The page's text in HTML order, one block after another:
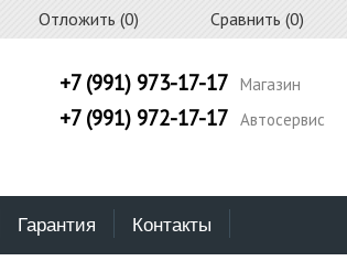
Отложить (0) Сравнить (0)
+7 (991) 973-17-17 Магазин
+7 (991) 972-17-17 Автосервис
Гарантия Контакты